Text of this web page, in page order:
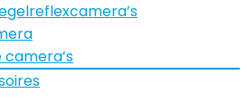
camera’s